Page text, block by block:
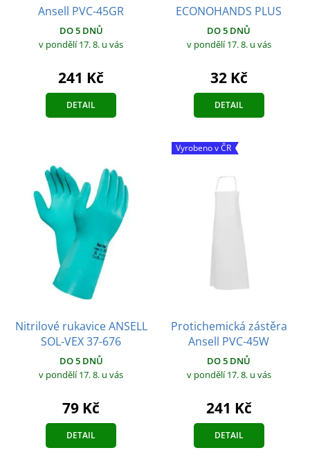
Ansell PVC-45GR
DO 5 DNŮ
v pondělí 17. 8. u vás
241 Kč
DETAIL
ECONOHANDS PLUS
DO 5 DNŮ
v pondělí 17. 8. u vás
32 Kč
DETAIL
Nitrilové rukavice ANSELL
SOL-VEX 37-676
DO 5 DNŮ
v pondělí 17. 8. u vás
79 Kč
DETAIL
Vyrobeno v ČR
Protichemická zástěra
Ansell PVC-45W
DO 5 DNŮ
v pondělí 17. 8. u vás
241 Kč
DETAIL